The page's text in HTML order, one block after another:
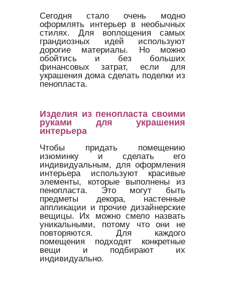
Сегодня стало очень модно
оформлять интерьер в необычных
стилях. Для воплощения самых
грандиозных идей используют
дорогие материалы. Но можно
обойтись и без больших
финансовых затрат, если для
украшения дома сделать поделки из
пенопласта.
Изделия из пенопласта своими
руками для украшения
интерьера
Чтобы придать помещению
изюминку и сделать его
индивидуальным, для оформления
интерьера используют красивые
элементы, которые выполнены из
пенопласта. Это могут быть
предметы декора, настенные
аппликации и прочие дизайнерские
вещицы. Их можно смело назвать
уникальными, потому что они не
повторяются. Для каждого
помещения подходят конкретные
вещи и подбирают их
индивидуально.